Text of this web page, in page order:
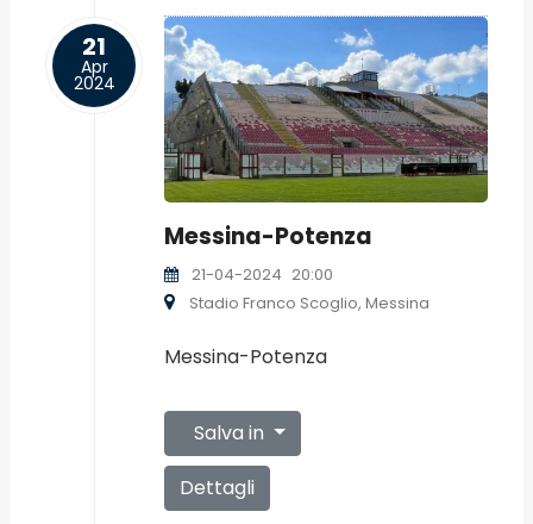
21
Apr
2024
Messina-Potenza
21-04-2024 20:00
Stadio Franco Scoglio, Messina
Messina-Potenza
Salva in
Dettagli